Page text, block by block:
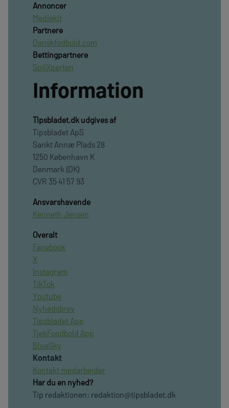
Annoncer
Mediekit
Partnere
Danskfodbold.com
Bettingpartnere
SpilXperten
Information
TIpsbladet.dk udgives af
Tipsbladet ApS
Sankt Annæ Plads 28
1250 København K
Denmark (DK)
CVR 35 41 57 93
Ansvarshavende
Kenneth Jensen
Overalt
Facebook
X
Instagram
TikTok
Youtube
Nyhedsbrev
Tipsbladet App
TjekFoodbold App
BlueSky
Kontakt
Kontakt medarbejder
Har du en nyhed?
Tip redaktionen: redaktion@tipsbladet.dk